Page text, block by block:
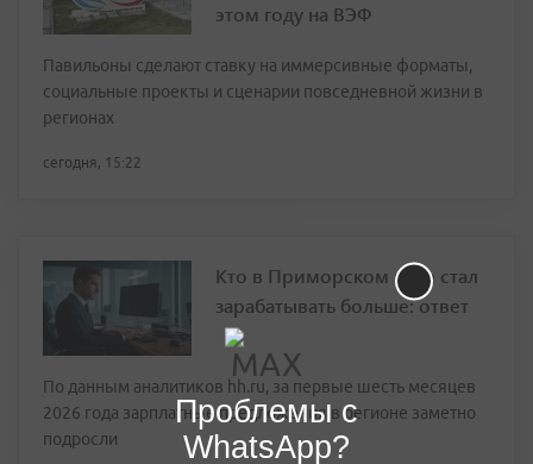
этом году на ВЭФ
Павильоны сделают ставку на иммерсивные форматы,
социальные проекты и сценарии повседневной жизни в
регионах
сегодня, 15:22
Кто в Приморском крае стал
зарабатывать больше: ответ
По данным аналитиков hh.ru, за первые шесть месяцев
2026 года зарплатные предложения в регионе заметно
подросли
Проблемы с
WhatsApp?